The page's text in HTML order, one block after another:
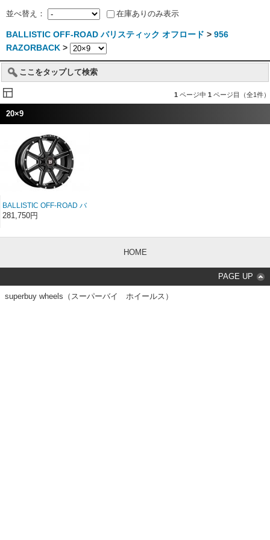
並べ替え： 在庫ありのみ表示
BALLISTIC OFF-ROAD バリスティック オフロード > 956
RAZORBACK >
ここをタップして検索
1 ページ中 1 ページ目（全1件）
20×9
BALLISTIC OFF-ROAD バ
リスティック オフロード
20×9
281,750円
HOME
PAGE UP
superbuy wheels（スーパーバイ ホイールス）